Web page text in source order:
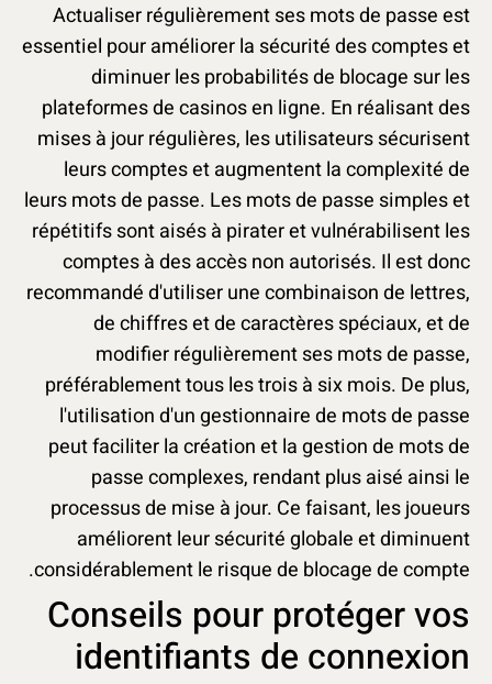
Actualiser régulièrement ses mots de passe est
essentiel pour améliorer la sécurité des comptes et
diminuer les probabilités de blocage sur les
plateformes de casinos en ligne. En réalisant des
mises à jour régulières, les utilisateurs sécurisent
leurs comptes et augmentent la complexité de
leurs mots de passe. Les mots de passe simples et
répétitifs sont aisés à pirater et vulnérabilisent les
comptes à des accès non autorisés. Il est donc
recommandé d'utiliser une combinaison de lettres,
de chiffres et de caractères spéciaux, et de
modifier régulièrement ses mots de passe,
préférablement tous les trois à six mois. De plus,
l'utilisation d'un gestionnaire de mots de passe
peut faciliter la création et la gestion de mots de
passe complexes, rendant plus aisé ainsi le
processus de mise à jour. Ce faisant, les joueurs
améliorent leur sécurité globale et diminuent
considérablement le risque de blocage de compte.
Conseils pour protéger vos
identifiants de connexion